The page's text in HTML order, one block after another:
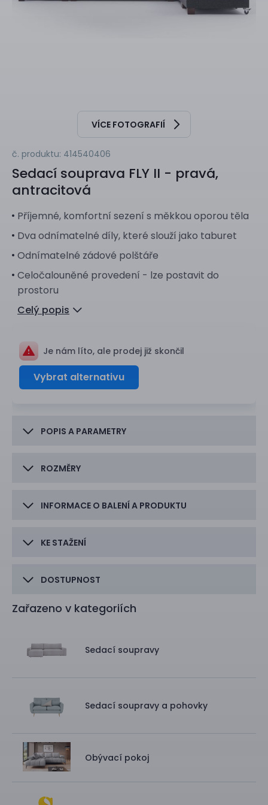
VÍCE FOTOGRAFIÍ
č. produktu: 414540406
Sedací souprava FLY II - pravá,
antracitová
Příjemné, komfortní sezení s měkkou oporou těla
Dva odnímatelné díly, které slouží jako taburet
Odnímatelné zádové polštáře
Celočalouněné provedení - lze postavit do
prostoru
Celý popis
Je nám líto, ale prodej již skončil
Vybrat alternativu
POPIS A PARAMETRY
ROZMĚRY
INFORMACE O BALENÍ A PRODUKTU
KE STAŽENÍ
DOSTUPNOST
Zařazeno v kategoriích
Sedací soupravy
Sedací soupravy a pohovky
Obývací pokoj